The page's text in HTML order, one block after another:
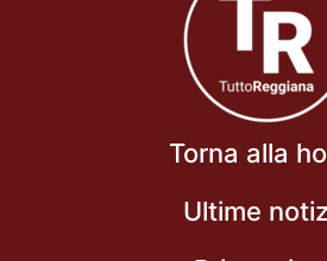
Torna alla
Ultime